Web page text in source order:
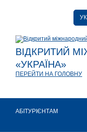
ВІДКРИТИЙ
«УКРАЇНА»
ПЕРЕЙТИ НА ГОЛОВНУ
АБІТУРІЄНТАМ